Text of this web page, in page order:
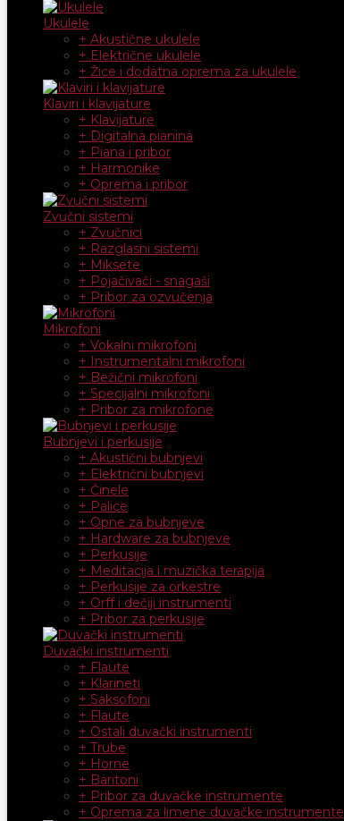
Ukulele
+ Akustične ukulele
+ Električne ukulele
+ Žice i dodatna oprema za ukulele
Klaviri i klavijature
+ Klavijature
+ Digitalna pianina
+ Piana i pribor
+ Harmonike
+ Oprema i pribor
Zvučni sistemi
+ Zvučnici
+ Razglasni sistemi
+ Miksete
+ Pojačivači - snagaši
+ Pribor za ozvučenja
Mikrofoni
+ Vokalni mikrofoni
+ Instrumentalni mikrofoni
+ Bežični mikrofoni
+ Specijalni mikrofoni
+ Pribor za mikrofone
Bubnjevi i perkusije
+ Akustični bubnjevi
+ Električni bubnjevi
+ Činele
+ Palice
+ Opne za bubnjeve
+ Hardware za bubnjeve
+ Perkusije
+ Meditacija i muzička terapija
+ Perkusije za orkestre
+ Orff i dečiji instrumenti
+ Pribor za perkusije
Duvački instrumenti
+ Flaute
+ Klarineti
+ Saksofoni
+ Flaute
+ Ostali duvački instrumenti
+ Trube
+ Horne
+ Baritoni
+ Pribor za duvačke instrumente
+ Oprema za limene duvačke instrumente